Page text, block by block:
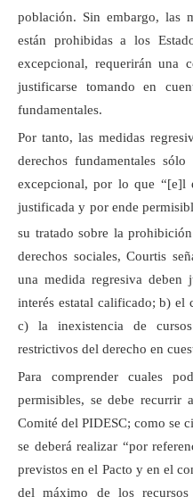
población. Sin embargo, las
están prohibidas a los
excepcional, requerirán una
justificarse tomando en
fundamentales.
Por tanto, las medidas
derechos fundamentales
excepcional, por lo que “[e]l
justificada y por ende
su tratado sobre la
derechos sociales, Courtis
una medida regresiva deben
interés estatal calificado; b) el
c) la inexistencia de
restrictivos del derecho en
Para comprender cuales
permisibles, se debe recurrir
Comité del PIDESC; como se
se deberá realizar “por
previstos en el Pacto y en el
del máximo de los